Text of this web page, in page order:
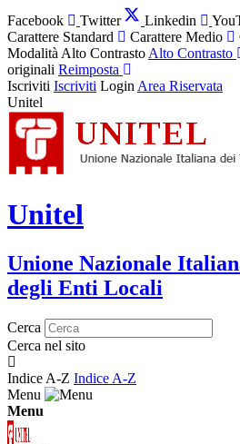
Facebook Twitter Linkedin
Carattere Standard
Carattere Medio
Modalità Alto Contrasto Alto Contrasto
originali Reimposta
Iscriviti Iscriviti Login Area Riservata
Unitel
Unitel
Unione Nazionale
degli Enti Locali
Cerca
Cerca nel sito
Indice A-Z Indice A-Z
Menu
Menu